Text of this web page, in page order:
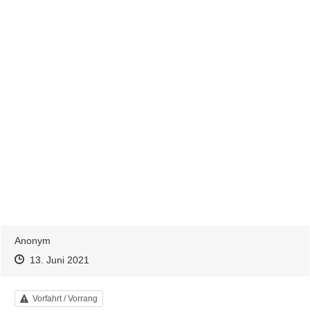
Anonym
Zeitpunkt des Erstellens
Zeitpunkt des Erstellens
13. Juni 2021
Kategorie
Vorfahrt / Vorrang